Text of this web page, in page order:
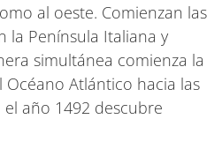
al oeste. Comienzan las
la Península Italiana y
simultánea comienza la
Océano Atlántico hacia las
año 1492 descubre